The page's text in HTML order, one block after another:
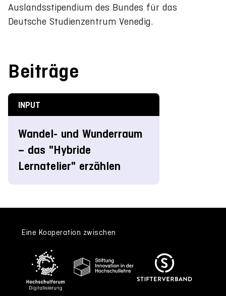
Auslandsstipendium des Bundes für das
Deutsche Studienzentrum Venedig.
Beiträge
INPUT
Wandel- und Wunderraum
– das "Hybride
Lernatelier" erzählen
Eine Kooperation zwischen